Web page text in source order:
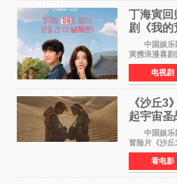
丁海寅
剧《我的
中国娱乐网讯
寅携浪漫喜
的荒糖恋爱
恋爱》是一
官高恩彩与
电视剧
《沙丘3
起宇宙圣
中国娱乐网讯
冒险片《沙
部曲最终章揭
去后，保罗·
动了一场
看电影